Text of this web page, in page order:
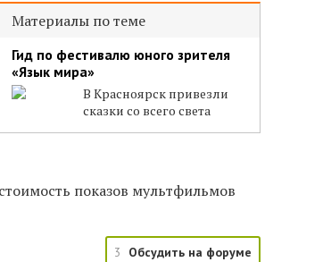
Материалы по теме
Гид по фестивалю юного зрителя
«Язык мира»
В Красноярск привезли
сказки со всего света
показов мультфильмов
3 Обсудить на форуме